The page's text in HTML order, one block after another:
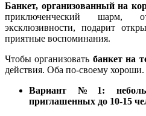
Банкет, организованный на
приключенческий шарм,
эксклюзивности, подарит
приятные воспоминания.
Чтобы организовать банкет на
действия. Оба по-своему хороши.
Вариант №1:
приглашенных до 10-15